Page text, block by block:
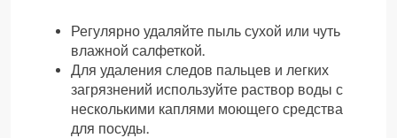
Регулярно удаляйте пыль сухой или чуть
влажной салфеткой.
Для удаления следов пальцев и легких
загрязнений используйте раствор воды с
несколькими каплями моющего средства
для посуды.